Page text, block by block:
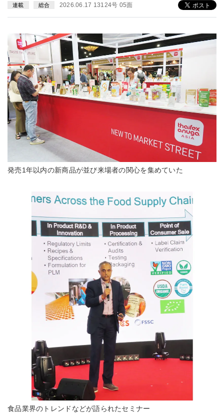
連載 総合 2026.06.17 13124号 05面
発売1年以内の新商品が並び来場者の関心を集めていた
食品業界のトレンドなどが語られたセミナー